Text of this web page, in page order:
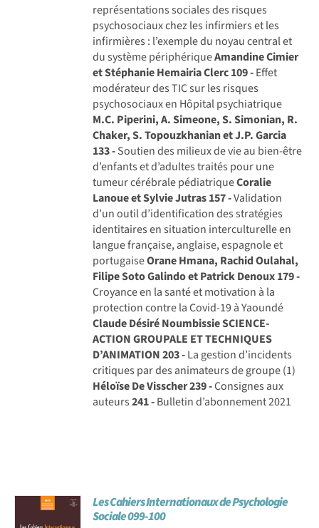
représentations sociales des risques
psychosociaux chez les infirmiers et les
infirmières : l’exemple du noyau central et
du système périphériqueAmandine Cimier
et Stéphanie Hemairia Clerc109 -Effet
modérateur des TIC sur les risques
psychosociaux en Hôpital psychiatrique
M.C. Piperini, A. Simeone, S. Simonian, R.
Chaker, S. Topouzkhanian et J.P. Garcia
133 -Soutien des milieux de vie au bien-être
d’enfants et d’adultes traités pour une
tumeur cérébrale pédiatriqueCoralie
Lanoue et Sylvie Jutras157 -Validation
d’un outil d’identification des stratégies
identitaires en situation interculturelle en
langue française, anglaise, espagnole et
portugaiseOrane Hmana, Rachid Oulahal,
Filipe Soto Galindo et Patrick Denoux179 -
Croyance en la santé et motivation à la
protection contre la Covid-19 à Yaoundé
Claude Désiré NoumbissieSCIENCE-
ACTION GROUPALE ET TECHNIQUES
D’ANIMATION203 -La gestion d’incidents
critiques par des animateurs de groupe (1)
Héloïse De Visscher239 -Consignes aux
auteurs241 -Bulletin d’abonnement 2021
Les Cahiers Internationaux de Psychologie
Sociale 099-100